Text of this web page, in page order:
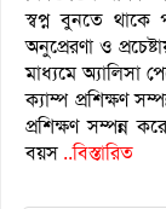
স্বপ্ন বুনতে থাকে
অনুপ্রেরণা ও
মাধ্যমে অ্যালিসা
ক্যাম্প প্রশিক্ষণ
প্রশিক্ষণ সম্পন্ন
বয়স ..বিস্তারিত